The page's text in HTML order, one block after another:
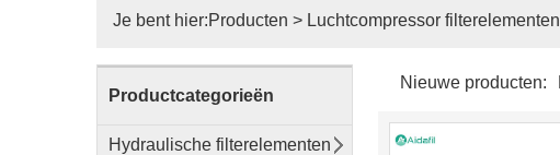
Je bent hier:Producten > Luchtcompressor filterelementen
Productcategorieën
Hydraulische filterelementen
Nieuwe producten: